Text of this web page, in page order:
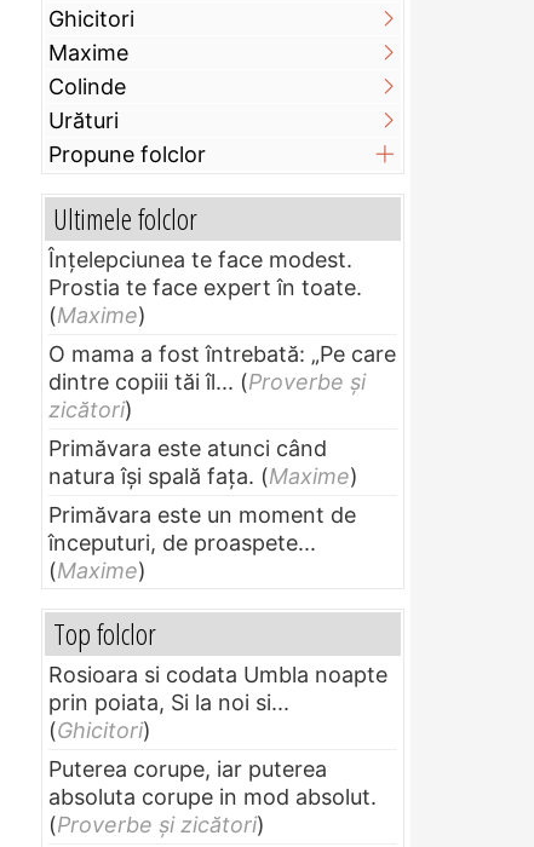
Ghicitori
Maxime
Colinde
Urături
Propune folclor
Ultimele folclor
Înțelepciunea te face modest.
Prostia te face expert în toate.
(Maxime)
O mama a fost întrebată: „Pe care
dintre copiii tăi îl... (Proverbe și
zicători)
Primăvara este atunci când
natura își spală fața. (Maxime)
Primăvara este un moment de
începuturi, de proaspete...
(Maxime)
Top folclor
Rosioara si codata Umbla noapte
prin poiata, Si la noi si...
(Ghicitori)
Puterea corupe, iar puterea
absoluta corupe in mod absolut.
(Proverbe și zicători)